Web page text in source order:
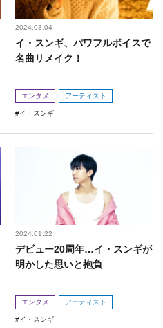
2024.03.04
イ・スンギ、パワフルボイスで
名曲リメイク！
エンタメ アーティスト
イ・スンギ
2024.01.22
デビュー20周年…イ・スンギが
明かした思いと抱負
エンタメ アーティスト
イ・スンギ